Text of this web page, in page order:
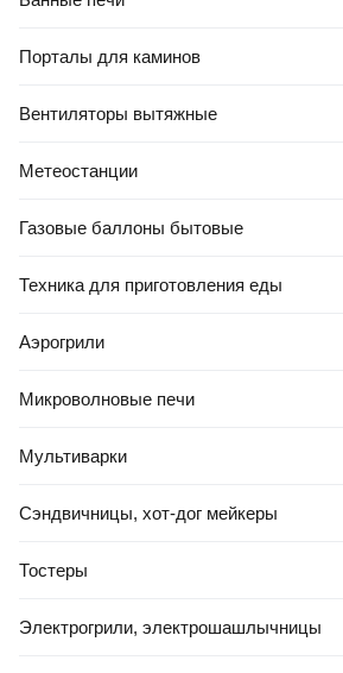
Порталы для каминов
Вентиляторы вытяжные
Метеостанции
Газовые баллоны бытовые
Техника для приготовления еды
Аэрогрили
Микроволновые печи
Мультиварки
Сэндвичницы, хот-дог мейкеры
Тостеры
Электрогрили, электрошашлычницы